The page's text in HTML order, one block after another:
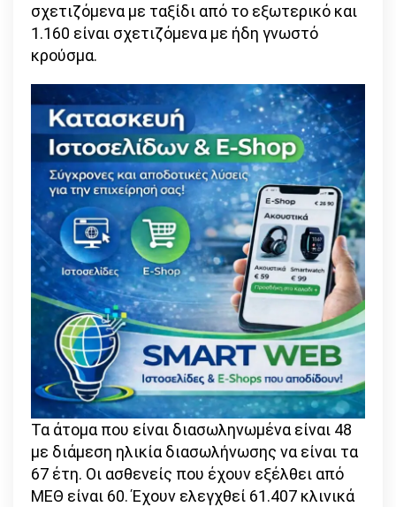
σχετιζόμενα με ταξίδι από το εξωτερικό και
1.160 είναι σχετιζόμενα με ήδη γνωστό
κρούσμα.
Τα άτομα που είναι διασωληνωμένα είναι 48
με διάμεση ηλικία διασωλήνωσης να είναι τα
67 έτη. Οι ασθενείς που έχουν εξέλθει από
ΜΕΘ είναι 60. Έχουν ελεγχθεί 61.407 κλινικά